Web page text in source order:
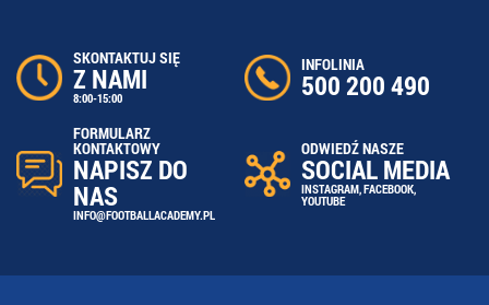
SKONTAKTUJ SIĘ
Z NAMI
8:00-15:00
INFOLINIA
500 200 490
FORMULARZ
KONTAKTOWY
NAPISZ DO
NAS
INFO@FOOTBALLACADEMY.PL
ODWIEDŹ NASZE
SOCIAL MEDIA
INSTAGRAM,FACEBOOK,
YOUTUBE